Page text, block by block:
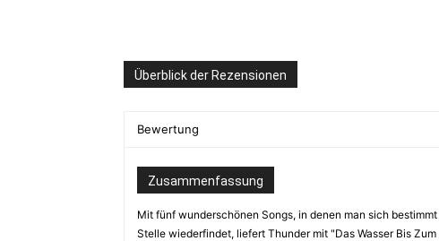
Überblick der Rezensionen
Bewertung
Zusammenfassung
Mit fünf wunderschönen Songs, in denen man sich
Stelle wiederfindet, liefert Thunder mit "Das Wasser Bis